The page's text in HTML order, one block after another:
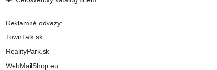
Reklamné odkazy:
TownTalk.sk
RealityPark.sk
WebMailShop.eu